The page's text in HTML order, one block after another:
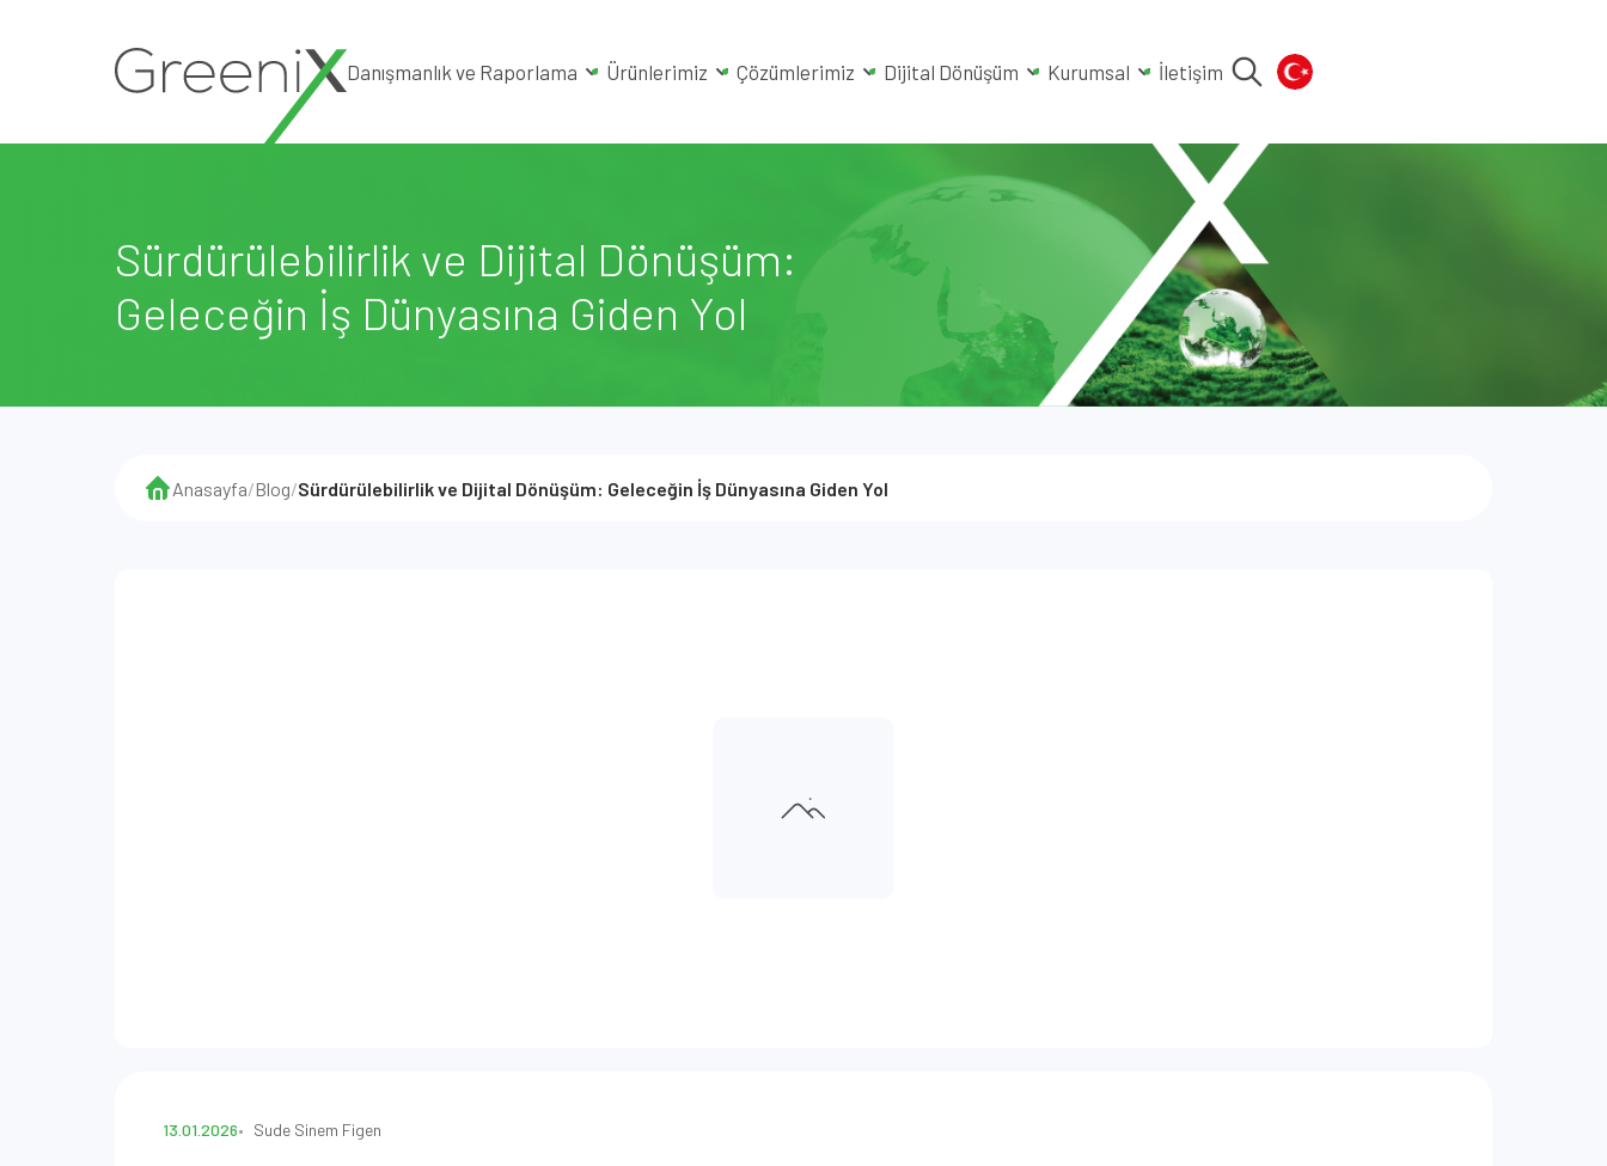
Danışmanlık ve Raporlama Ürünlerimiz Çözümlerimiz Dijital Dönüşüm Kurumsal İletişim
Sürdürülebilirlik ve Dijital Dönüşüm:
Geleceğin İş Dünyasına Giden Yol
Anasayfa/Blog/Sürdürülebilirlik ve Dijital Dönüşüm: Geleceğin İş Dünyasına Giden Yol
13.01.2026 Sude Sinem Figen